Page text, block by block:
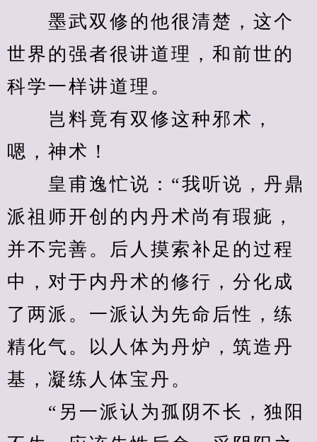
墨武双修的他很清楚，这个
世界的强者很讲道理，和前世的
科学一样讲道理。
岂料竟有双修这种邪术，
嗯，神术！
皇甫逸忙说：“我听说，丹鼎
派祖师开创的内丹术尚有瑕疵，
并不完善。后人摸索补足的过程
中，对于内丹术的修行，分化成
了两派。一派认为先命后性，练
精化气。以人体为丹炉，筑造丹
基，凝练人体宝丹。
“另一派认为孤阴不长，独阳